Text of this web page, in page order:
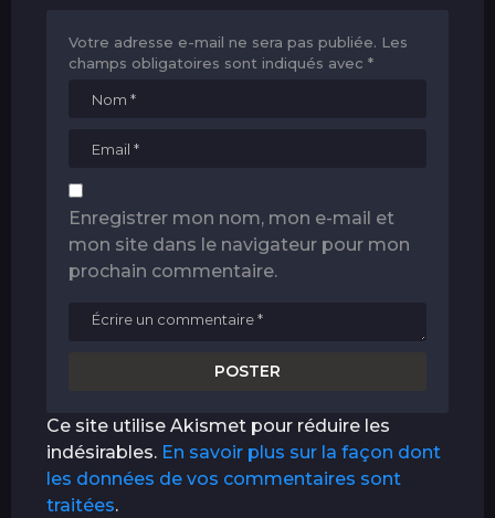
Votre adresse e-mail ne sera pas publiée. Les
champs obligatoires sont indiqués avec *
Enregistrer mon nom, mon e-mail et
mon site dans le navigateur pour mon
prochain commentaire.
Ce site utilise Akismet pour réduire les
indésirables. En savoir plus sur la façon dont
les données de vos commentaires sont
traitées.